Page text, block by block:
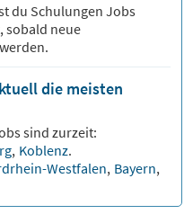
du Schulungen Jobs
sobald neue
die meisten
sind zurzeit:
, Koblenz.
Westfalen, Bayern,